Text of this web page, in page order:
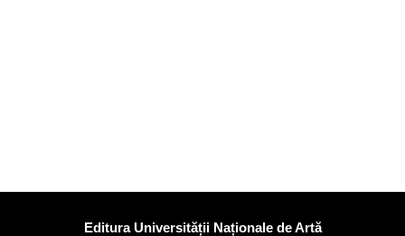
Editura Universității Naționale de Artă